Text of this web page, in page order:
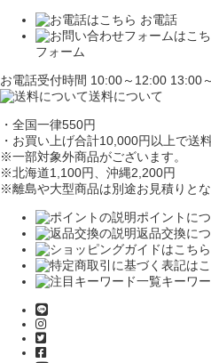
お電話
フォーム
お電話受付時間 10:00～12:00 13:00
送料について
・全国一律550円
・お買い上げ合計10,000円 以上で送
※一部対象外商品がございます。
※北海道1,100円、沖縄2,200円
※離島や大型商品は別途お見積りとな
ポイントに
返品交換に
キーワ